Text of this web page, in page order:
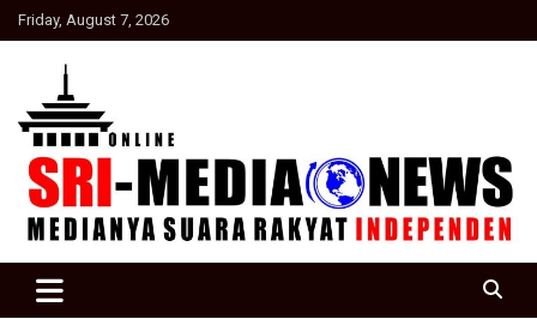
Skip
to
Friday, August 7, 2026
SRI Media news